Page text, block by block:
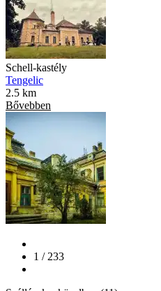
Schell-kastély
Tengelic
2.5 km
Bővebben
1 / 233